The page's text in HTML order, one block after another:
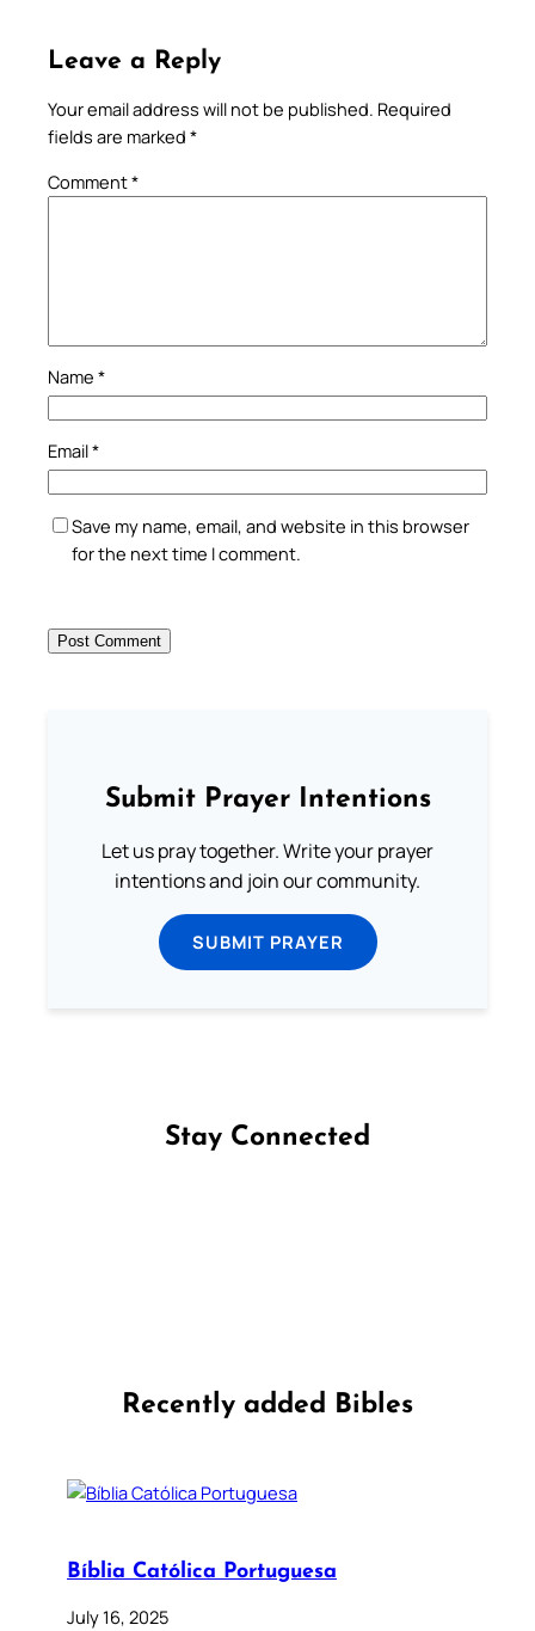
Leave a Reply
Your email address will not be published. Required
fields are marked *
Comment*
Name *
Email*
Save my name, email, and website in this browser
for the next time I comment.
Submit Prayer Intentions
Let us pray together. Write your prayer
intentions and join our community.
SUBMIT PRAYER
Stay Connected
Recently added Bibles
Bíblia Católica Portuguesa
July 16, 2025